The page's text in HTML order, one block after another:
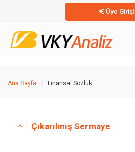
Üye Girişi
Ana Sayfa Finansal Sözlük
Çıkarılmış Sermaye